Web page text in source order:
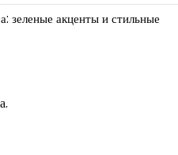
зеленые акценты и стильные